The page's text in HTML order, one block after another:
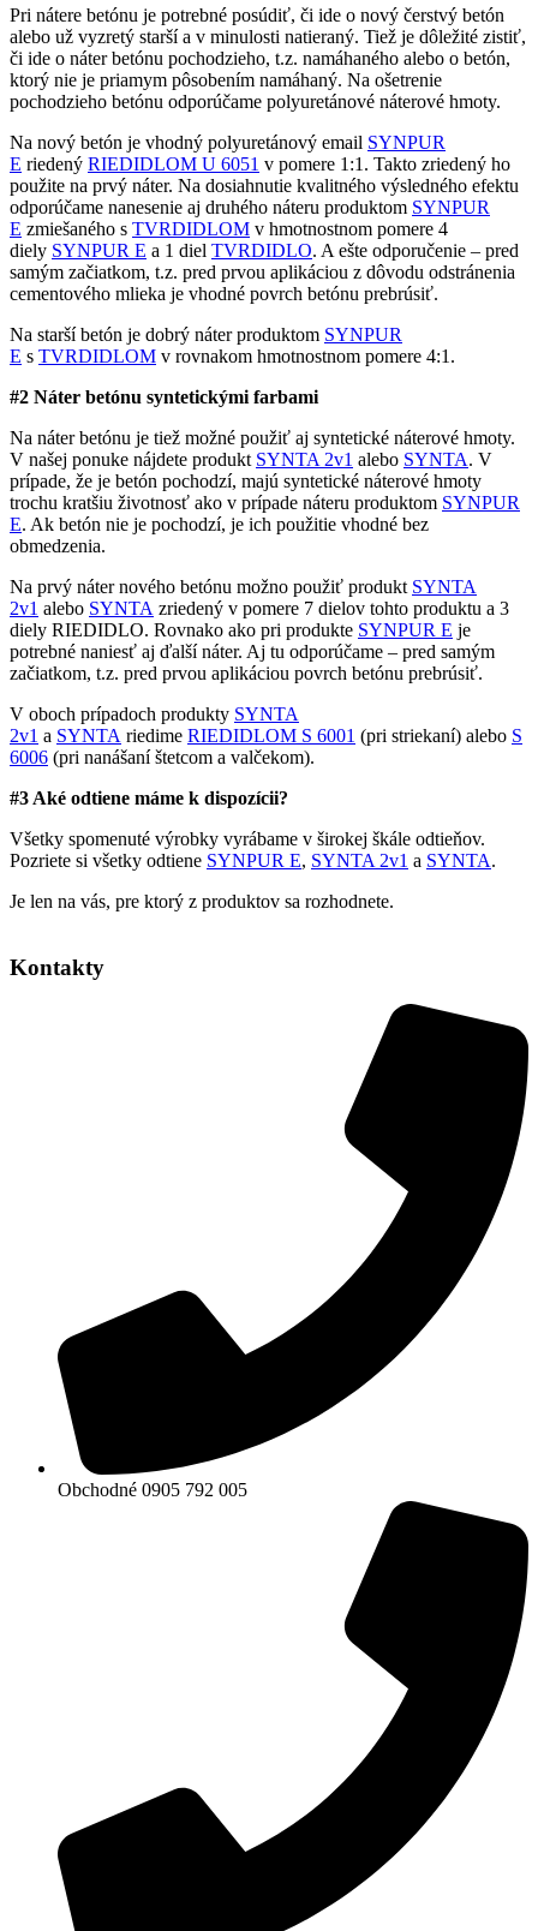
Pri nátere betónu je potrebné posúdiť, či ide o nový čerstvý betón
alebo už vyzretý starší a v minulosti natieraný. Tiež je dôležité zistiť,
či ide o náter betónu pochodzieho, t.z. namáhaného alebo o betón,
ktorý nie je priamym pôsobením namáhaný. Na ošetrenie
pochodzieho betónu odporúčame polyuretánové náterové hmoty.
Na nový betón je vhodný polyuretánový email SYNPUR
E riedený RIEDIDLOM U 6051 v pomere 1:1. Takto zriedený ho
použite na prvý náter. Na dosiahnutie kvalitného výsledného efektu
odporúčame nanesenie aj druhého náteru produktom SYNPUR
E zmiešaného s TVRDIDLOM v hmotnostnom pomere 4
diely SYNPUR E a 1 diel TVRDIDLO. A ešte odporučenie – pred
samým začiatkom, t.z. pred prvou aplikáciou z dôvodu odstránenia
cementového mlieka je vhodné povrch betónu prebrúsiť.
Na starší betón je dobrý náter produktom SYNPUR
E s TVRDIDLOM v rovnakom hmotnostnom pomere 4:1.
#2 Náter betónu syntetickými farbami
Na náter betónu je tiež možné použiť aj syntetické náterové hmoty.
V našej ponuke nájdete produkt SYNTA 2v1 alebo SYNTA. V
prípade, že je betón pochodzí, majú syntetické náterové hmoty
trochu kratšiu životnosť ako v prípade náteru produktom SYNPUR
E. Ak betón nie je pochodzí, je ich použitie vhodné bez
obmedzenia.
Na prvý náter nového betónu možno použiť produkt SYNTA
2v1 alebo SYNTA zriedený v pomere 7 dielov tohto produktu a 3
diely RIEDIDLO. Rovnako ako pri produkte SYNPUR E je
potrebné naniesť aj ďalší náter. Aj tu odporúčame – pred samým
začiatkom, t.z. pred prvou aplikáciou povrch betónu prebrúsiť.
V oboch prípadoch produkty SYNTA
2v1 a SYNTA riedime RIEDIDLOM S 6001 (pri striekaní) alebo S
6006 (pri nanášaní štetcom a valčekom).
#3 Aké odtiene máme k dispozícii?
Všetky spomenuté výrobky vyrábame v širokej škále odtieňov.
Pozriete si všetky odtiene SYNPUR E, SYNTA 2v1 a SYNTA.
Je len na vás, pre ktorý z produktov sa rozhodnete.
Kontakty
Obchodné 0905 792 005